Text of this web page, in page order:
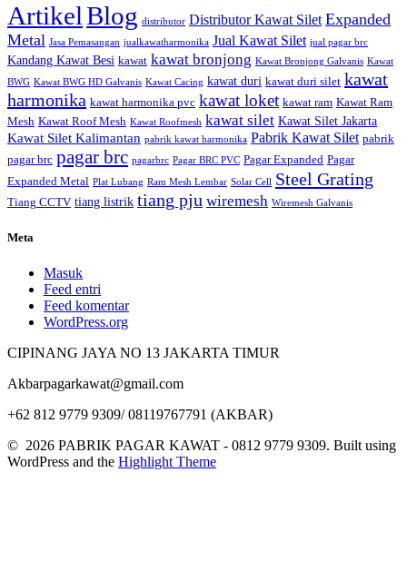
ArtikelBlog distributor Distributor Kawat Silet Expanded
Metal Jasa Pemasangan jualkawatharmonika Jual Kawat Silet jual pagar brc
Kandang Kawat Besi kawat kawat bronjong Kawat Bronjong Galvanis Kawat
BWG Kawat BWG HD Galvanis Kawat Cacing kawat duri kawat duri silet kawat
harmonika kawat harmonika pvc kawat loket kawat ram Kawat Ram
Mesh Kawat Roof Mesh Kawat Roofmesh kawat silet Kawat Silet Jakarta
Kawat Silet Kalimantan pabrik kawat harmonika Pabrik Kawat Silet pabrik
pagar brc pagar brc pagarbrc Pagar BRC PVC Pagar Expanded Pagar
Expanded Metal Plat Lubang Ram Mesh Lembar Solar Cell Steel Grating
Tiang CCTV tiang listrik tiang pju wiremesh Wiremesh Galvanis
Meta
Masuk
Feed entri
Feed komentar
WordPress.org
CIPINANG JAYA NO 13 JAKARTA TIMUR
Akbarpagarkawat@gmail.com
+62 812 9779 9309/ 08119767791 (AKBAR)
© 2026 PABRIK PAGAR KAWAT - 0812 9779 9309. Built using
WordPress and the Highlight Theme